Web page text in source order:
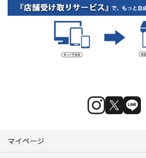
マイページ